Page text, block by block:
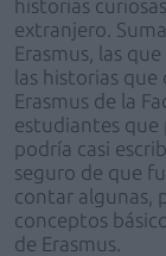
historias
extranjero.
Erasmus, las
las historias que
Erasmus de la
estudiantes que
podría casi
seguro de que
contar algunas,
conceptos
de Erasmus.